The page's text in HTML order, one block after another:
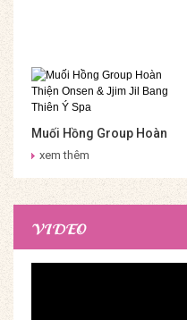
Muối Hồng Group Hoàn
Thiện Onsen & Jjim Jil
xem thêm
VIDEO